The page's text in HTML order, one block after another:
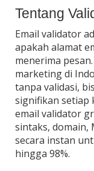
Tentang
Email validator
apakah alamat
menerima
marketing di
tanpa validasi,
signifikan setiap
email validator
sintaks, domain,
secara instan
hingga 98%.